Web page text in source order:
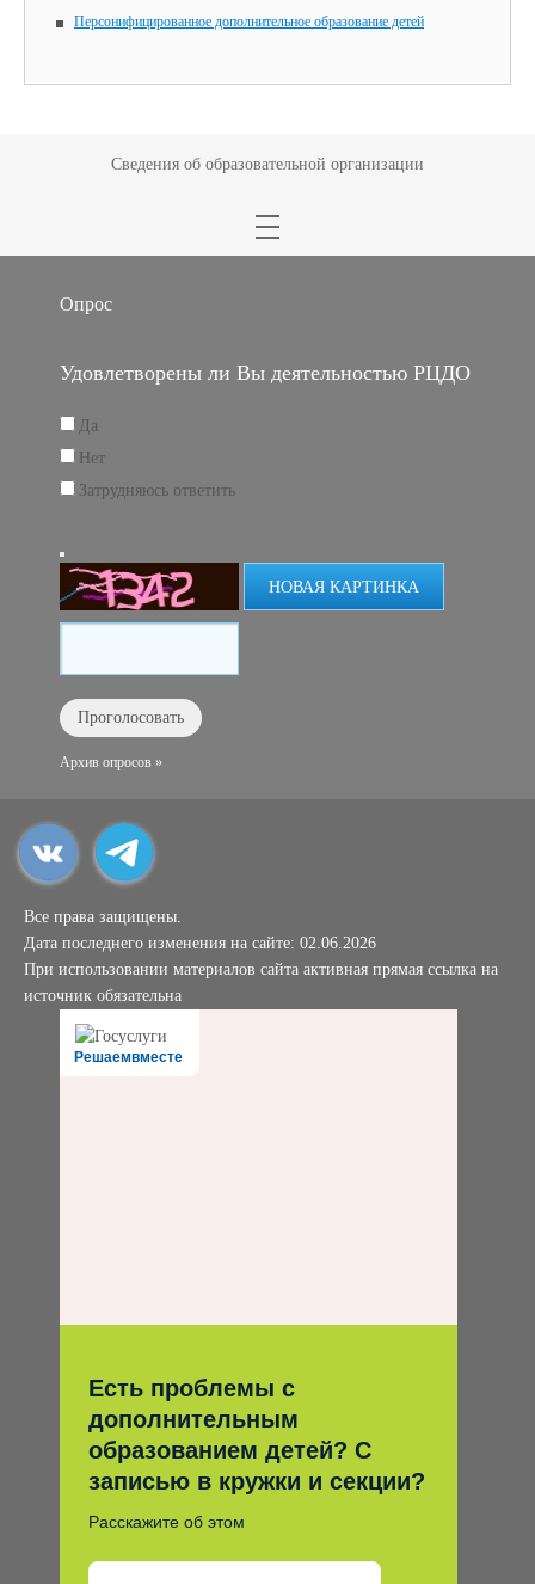
Персонифицированное дополнительное образование детей
Сведения об образовательной организации
Опрос
Удовлетворены ли Вы деятельностью РЦДО
Да
Нет
Затрудняюсь ответить
НОВАЯ КАРТИНКА
Архив опросов »
Все права защищены.
Дата последнего изменения на сайте: 02.06.2026
При использовании материалов сайта активная прямая ссылка на
источник обязательна
Решаемвместе
Есть проблемы с
дополнительным
образованием детей? С
записью в кружки и секции?
Расскажите об этом